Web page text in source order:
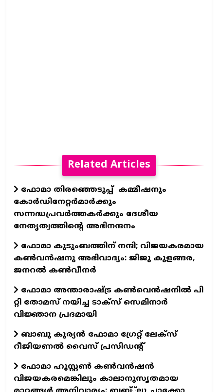
Related Articles
ഫോമാ തിരഞ്ഞെടുപ്പ് കമ്മീഷനും
കോർഡിനേറ്റർമാർക്കും
സന്നദ്ധപ്രവർത്തകർക്കും ദേശീയ
നേതൃത്വത്തിന്റെ അഭിനന്ദനം
ഫോമാ കുടുംബത്തിന് നന്ദി; വിജയകരമായ
കൺവൻഷനു അഭിവാദ്യം: ജിജു കുളങ്ങര,
ജനറൽ കൺവീനർ
ഫോമാ അന്താരാഷ്ട്ര കൺവെൻഷനിൽ പി
റ്റി തോമസ് നയിച്ച ടാക്‌സ്‌ സെമിനാർ
വിജ്ഞാന പ്രദമായി
ബാബു കുര്യൻ ഫോമാ ഗ്രേറ്റ് ലേക്സ്
റീജിയണൽ വൈസ് പ്രസിഡന്റ്
ഫോമാ ഹൂസ്റ്റൺ കൺവൻഷൻ
വിജയകരമെങ്കിലും കാലാനുസൃതമായ